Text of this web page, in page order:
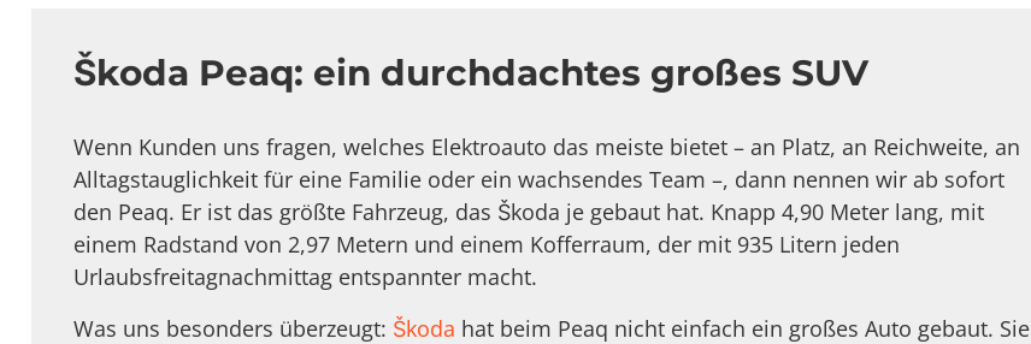
Škoda Peaq: ein durchdachtes großes SUV
Wenn Kunden uns fragen, welches Elektroauto das meiste bietet – an Platz, an Reichweite, an
Alltagstauglichkeit für eine Familie oder ein wachsendes Team –, dann nennen wir ab sofort
den Peaq. Er ist das größte Fahrzeug, das Škoda je gebaut hat. Knapp 4,90 Meter lang, mit
einem Radstand von 2,97 Metern und einem Kofferraum, der mit 935 Litern jeden
Urlaubsfreitagnachmittag entspannter macht.
Was uns besonders überzeugt: Škoda hat beim Peaq nicht einfach ein großes Auto gebaut. Sie